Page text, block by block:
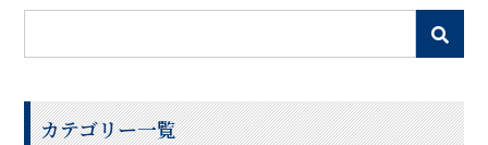
カテゴリー一覧